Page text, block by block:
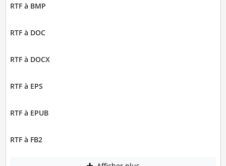
RTF à BMP
RTF à DOC
RTF à DOCX
RTF à EPS
RTF à EPUB
RTF à FB2